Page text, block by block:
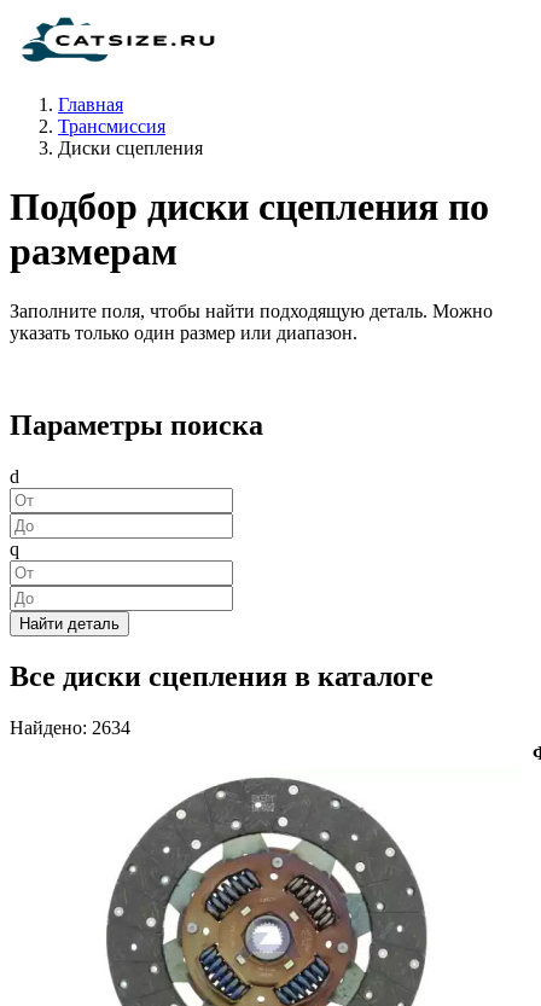
Главная
Трансмиссия
Диски сцепления
Подбор диски сцепления по
размерам
Заполните поля, чтобы найти подходящую деталь. Можно
указать только один размер или диапазон.
Параметры поиска
d
q
Найти деталь
Все диски сцепления в каталоге
Найдено: 2634